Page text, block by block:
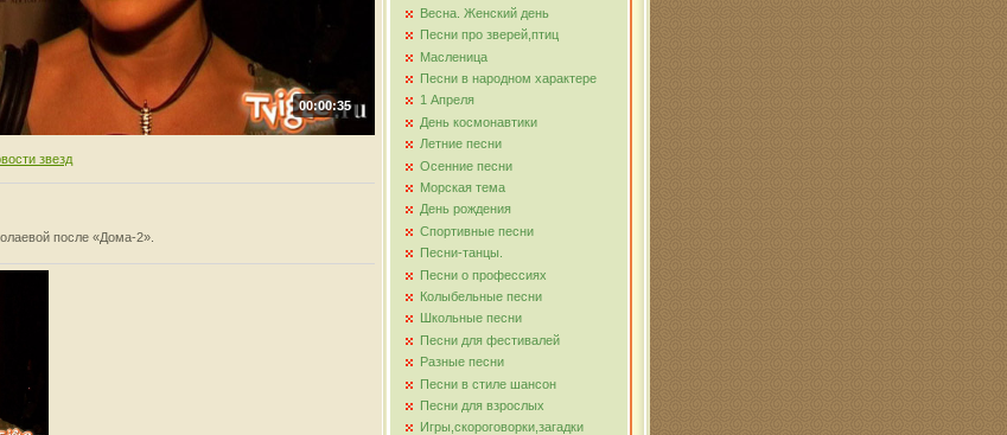
00:00:35
звезд
после «Дома-2».
Весна. Женский день
Песни про зверей,птиц
Масленица
Песни в народном характере
1 Апреля
День космонавтики
Летние песни
Осенние песни
Морская тема
День рождения
Спортивные песни
Песни-танцы.
Песни о профессиях
Колыбельные песни
Школьные песни
Песни для фестивалей
Разные песни
Песни в стиле шансон
Песни для взрослых
Игры,скороговорки,загадки